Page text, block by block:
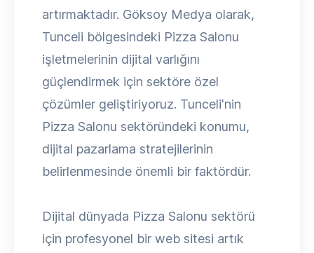
artırmaktadır. Göksoy Medya olarak,
Tunceli bölgesindeki Pizza Salonu
işletmelerinin dijital varlığını
güçlendirmek için sektöre özel
çözümler geliştiriyoruz. Tunceli'nin
Pizza Salonu sektöründeki konumu,
dijital pazarlama stratejilerinin
belirlenmesinde önemli bir faktördür.
Dijital dünyada Pizza Salonu sektörü
için profesyonel bir web sitesi artık